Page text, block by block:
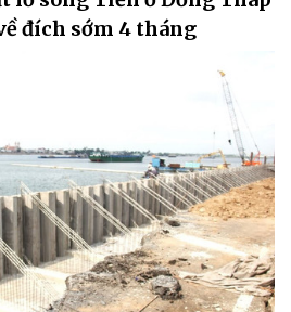
đích sớm 4 tháng